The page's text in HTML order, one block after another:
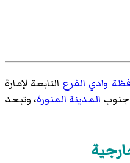
وادي الفرع التابعة لإمارة
جنوب المدينة المنورة، وتبعد